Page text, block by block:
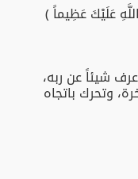
عَلَيْكَ عَظِيماً ﴾
شيئاً عن ربه،
وتحرك باتجاه